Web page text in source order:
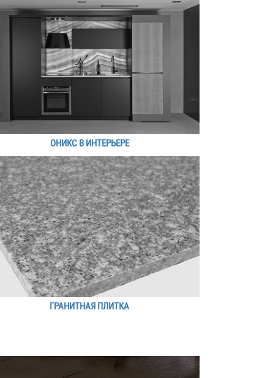
ОНИКС В ИНТЕРЬЕРЕ
ГРАНИТНАЯ ПЛИТКА